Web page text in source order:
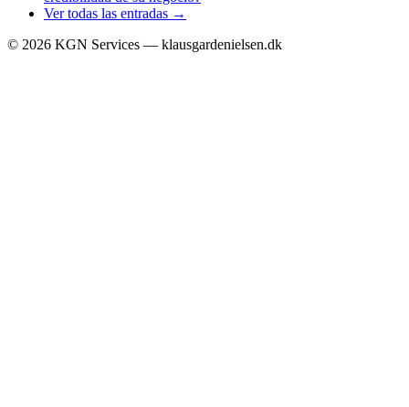
Ver todas las entradas →
© 2026 KGN Services — klausgardenielsen.dk